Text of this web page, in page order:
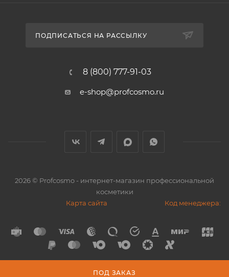
ПОД ЗАКАЗ
ПОДПИСАТЬСЯ НА РАССЫЛКУ
8 (800) 777-91-03
e-shop@profcosmo.ru
2026© Profcosmo - интернет-магазин профессиональной
косметики
Карта сайта
Код менеджера: